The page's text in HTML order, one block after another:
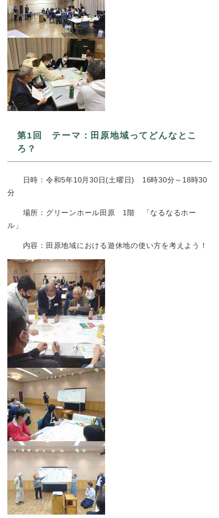
第1回 テーマ：田原地域ってどんなとこ
ろ？
日時：令和5年10月30日(土曜日) 16時30分～18時30
分
場所：グリーンホール田原 1階 「なるなるホー
ル」
内容：田原地域における遊休地の使い方を考えよう！